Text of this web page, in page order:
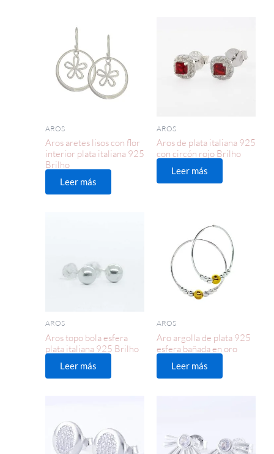
AROS
Aros aretes lisos con flor
interior plata italiana 925
Brilho
Leer más
AROS
Aros de plata italiana 925
con circón rojo Brilho
Leer más
AROS
Aros topo bola esfera
plata italiana 925 Brilho
Leer más
AROS
Aro argolla de plata 925
esfera bañada en oro
Leer más